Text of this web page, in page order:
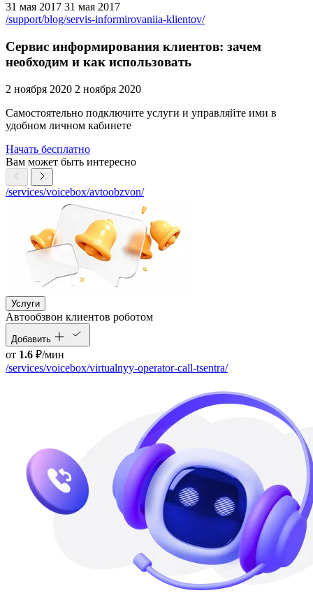
31 мая 2017 31 мая 2017
/support/blog/servis-informirovaniia-klientov/
Сервис информирования клиентов: зачем
необходим и как использовать
2 ноября 2020 2 ноября 2020
Самостоятельно подключите услуги и управляйте ими в
удобном личном кабинете
Начать бесплатно
Вам может быть интересно
/services/voicebox/avtoobzvon/
Услуги
Автообзвон клиентов роботом
Добавить
от 1.6 ₽/мин
/services/voicebox/virtualnyy-operator-call-tsentra/